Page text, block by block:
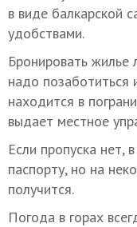
в виде балкарской
удобствами.
Бронировать жилье
надо позаботиться
находится в
выдает местное
Если пропуска нет,
паспорту, но на
получится.
Погода в горах